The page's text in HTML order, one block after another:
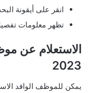
انقر على أيقونة
تظهر معلومات
الاستعلام عن
2023
يمكن للموظف الوافد